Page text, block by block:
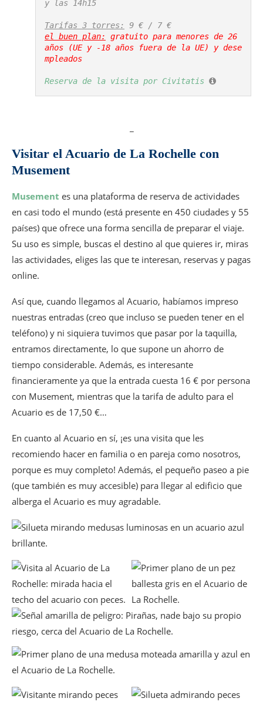
y las 14h15
Tarifas 3 torres:
el buen plan:
gratuito para menores de 26
años (UE y -18 años fuera de la UE) y dese
mpleados
Reserva de la visita por Civitatis
Visitar el Acuario de La Rochelle con
Musement
Musement es una plataforma de reserva de actividades
en casi todo el mundo (está presente en 450 ciudades y 55
países) que ofrece una forma sencilla de preparar el viaje.
Su uso es simple, buscas el destino al que quieres ir, miras
las actividades, eliges las que te interesan, reservas y pagas
online.
Así que, cuando llegamos al Acuario, habíamos impreso
nuestras entradas (creo que incluso se pueden tener en el
teléfono) y ni siquiera tuvimos que pasar por la taquilla,
entramos directamente, lo que supone un ahorro de
tiempo considerable. Además, es interesante
financieramente ya que la entrada cuesta 16 € por persona
con Musement, mientras que la tarifa de adulto para el
Acuario es de 17,50 €…
En cuanto al Acuario en sí, ¡es una visita que les
recomiendo hacer en familia o en pareja como nosotros,
porque es muy completo! Además, el pequeño paseo a pie
(que también es muy accesible) para llegar al edificio que
alberga el Acuario es muy agradable.